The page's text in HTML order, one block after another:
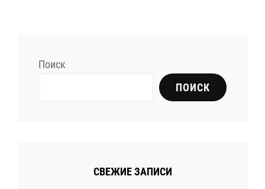
Экспертные
Поиск
ПОИСК
СВЕЖИЕ ЗАПИСИ